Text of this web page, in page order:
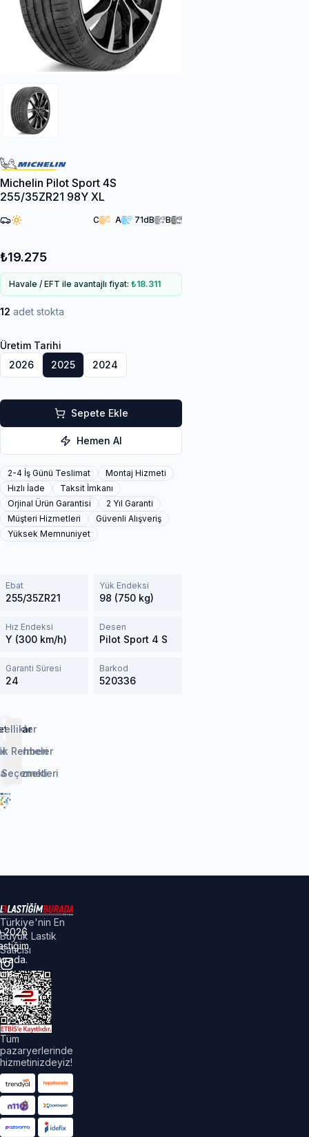
Michelin Pilot Sport 4S
255/35ZR21 98Y XL
C A 71dB B
₺19.275
Havale / EFT ile avantajlı fiyat: ₺18.311
12 adet stokta
Üretim Tarihi
2026
2025 2024
Sepete Ekle
Hemen Al
2-4 İş Günü Teslimat
Montaj Hizmeti
Hızlı İade
Taksit İmkanı
Orjinal Ürün Garantisi
2 Yıl Garanti
Müşteri Hizmetleri
Güvenli Alışveriş
Yüksek Memnuniyet
Ebat
255/35ZR21
Yük Endeksi
98 (750 kg)
Hız Endeksi
Y (300 km/h)
Desen
Pilot Sport 4 S
Garanti Süresi
24
Barkod
520336
Rehberi
Hizmeti
Türkiye'nin En
Büyük Lastik
Satıcısı
Tüm
pazaryerlerinde
hizmetinizdeyiz!
2026